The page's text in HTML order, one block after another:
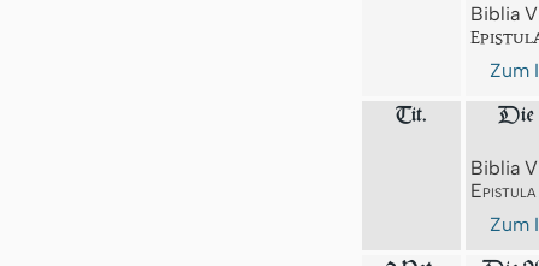
Biblia
Zum
Tit. Die
Biblia
Zum